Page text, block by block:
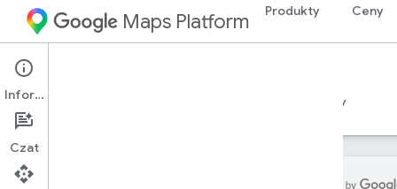
Maps Platform Produkty Ceny
Environment
Przewodniki
Zasoby
Informacje
Czat